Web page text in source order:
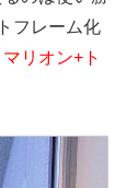
フレーム化
リオン+ト